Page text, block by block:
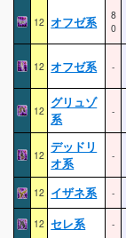
12 オフゼ系
8
0
12 オフゼ系 -
12
グリュゾ
系
-
12
デッドリ
オ系
-
12 イザネ系 -
12 セレ系 -